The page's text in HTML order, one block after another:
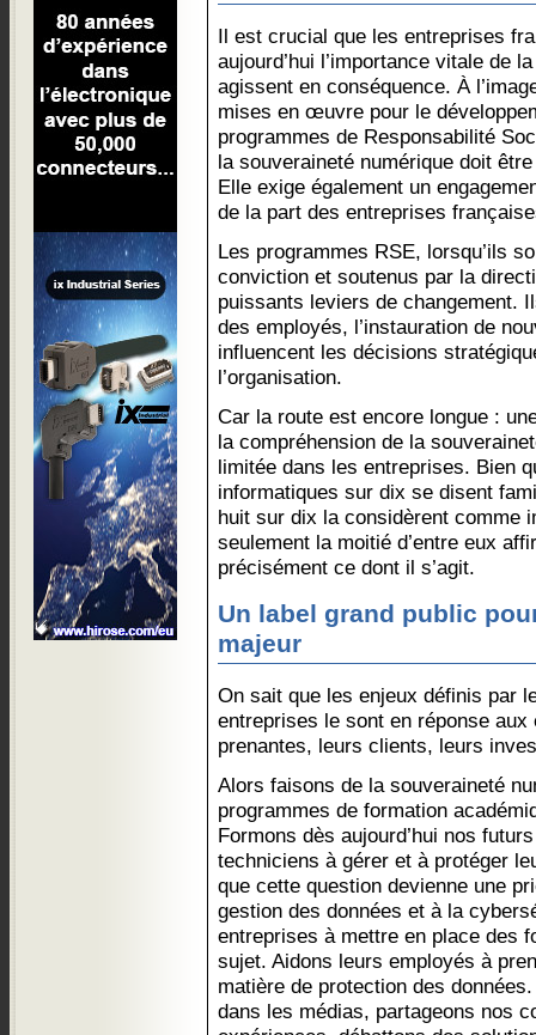
Il est crucial que les entreprises
aujourd’hui l’importance vitale de
agissent en conséquence. À
mises en œuvre pour le
programmes de Responsabilité
la souveraineté numérique doit
Elle exige également un
de la part des entreprises
Les programmes RSE, lorsqu’ils
conviction et soutenus par la
puissants leviers de changement.
des employés, l’instauration de
influencent les décisions
l’organisation.
Car la route est encore longue :
la compréhension de la
limitée dans les entreprises. Bien
informatiques sur dix se disent
huit sur dix la considèrent comme
seulement la moitié d’entre eux
précisément ce dont il s’agit.
Un label grand public
majeur
On sait que les enjeux définis par
entreprises le sont en réponse
prenantes, leurs clients, leurs
Alors faisons de la souveraineté
programmes de formation
Formons dès aujourd’hui nos
techniciens à gérer et à protéger
que cette question devienne une
gestion des données et à la
entreprises à mettre en place des
sujet. Aidons leurs employés à
matière de protection des
dans les médias, partageons nos